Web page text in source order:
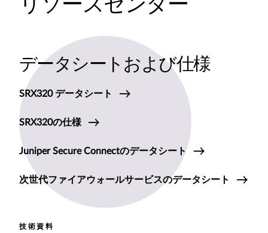
リソースセンター
技術資料
データシートおよび仕様
SRX320 データシート
SRX320の仕様
Juniper Secure Connectのデータシート
次世代ファイアウォールサービスのデータシート